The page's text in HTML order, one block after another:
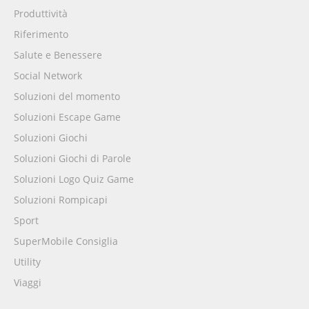
Produttività
Riferimento
Salute e Benessere
Social Network
Soluzioni del momento
Soluzioni Escape Game
Soluzioni Giochi
Soluzioni Giochi di Parole
Soluzioni Logo Quiz Game
Soluzioni Rompicapi
Sport
SuperMobile Consiglia
Utility
Viaggi